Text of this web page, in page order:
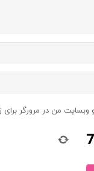
وبسایت من در مرورگر